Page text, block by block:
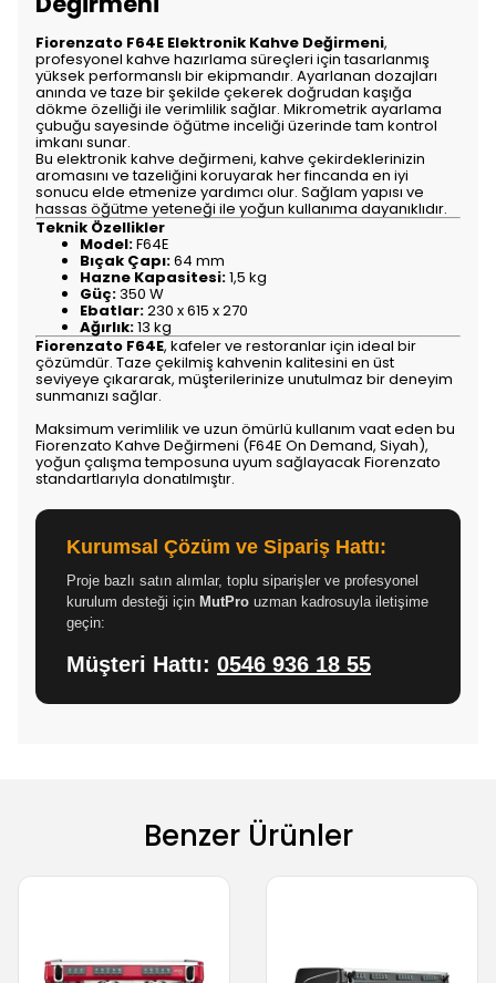
Fiorenzato F64E Elektronik Kahve Değirmeni,
profesyonel kahve hazırlama süreçleri için tasarlanmış
yüksek performanslı bir ekipmandır. Ayarlanan dozajları
anında ve taze bir şekilde çekerek doğrudan kaşığa
dökme özelliği ile verimlilik sağlar. Mikrometrik ayarlama
çubuğu sayesinde öğütme inceliği üzerinde tam kontrol
imkanı sunar.
Bu elektronik kahve değirmeni, kahve çekirdeklerinizin
aromasını ve tazeliğini koruyarak her fincanda en iyi
sonucu elde etmenize yardımcı olur. Sağlam yapısı ve
hassas öğütme yeteneği ile yoğun kullanıma dayanıklıdır.
Teknik Özellikler
Model:F64E
Bıçak Çapı:64 mm
Hazne Kapasitesi:1,5 kg
Güç:350 W
Ebatlar:230 x 615 x 270
Ağırlık:13 kg
Fiorenzato F64E, kafeler ve restoranlar için ideal bir
çözümdür. Taze çekilmiş kahvenin kalitesini en üst
seviyeye çıkararak, müşterilerinize unutulmaz bir deneyim
sunmanızı sağlar.
Maksimum verimlilik ve uzun ömürlü kullanım vaat eden bu
Fiorenzato Kahve Değirmeni (F64E On Demand, Siyah),
yoğun çalışma temposuna uyum sağlayacak Fiorenzato
standartlarıyla donatılmıştır.
Kurumsal Çözüm ve Sipariş Hattı:
Proje bazlı satın alımlar, toplu siparişler ve profesyonel
kurulum desteği için MutPro uzman kadrosuyla iletişime
geçin:
Müşteri Hattı: 0546 936 18 55
Benzer Ürünler